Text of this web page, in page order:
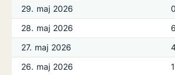
29. maj 2026
0
28. maj 2026
6
27. maj 2026
26. maj 2026
1